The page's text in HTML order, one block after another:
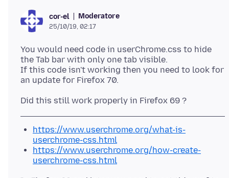
cor-el Moderatore
25/10/19, 02:17
You would need code in userChrome.css to hide
the Tab bar with only one tab visible.
If this code isn't working then you need to look for
https://www.userchrome.org/what-is-
userchrome-css.html
https://www.userchrome.org/how-create-
userchrome-css.html